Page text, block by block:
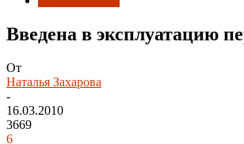
Введена в эксплуатацию
От
Наталья Захарова
-
16.03.2010
3669
6